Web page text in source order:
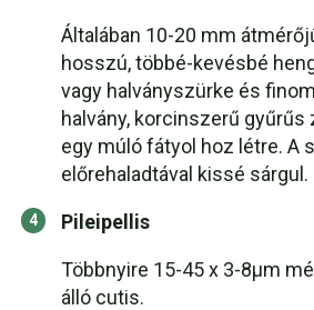
Általában 10-20 mm
hosszú, többé-kevésbé
vagy halványszürke és
halvány, korcinszerű gyűrűs
egy múló fátyol hoz létre. A
előrehaladtával kissé sárgul.
Pileipellis
Többnyire 15-45 x 3-8μm
álló cutis.